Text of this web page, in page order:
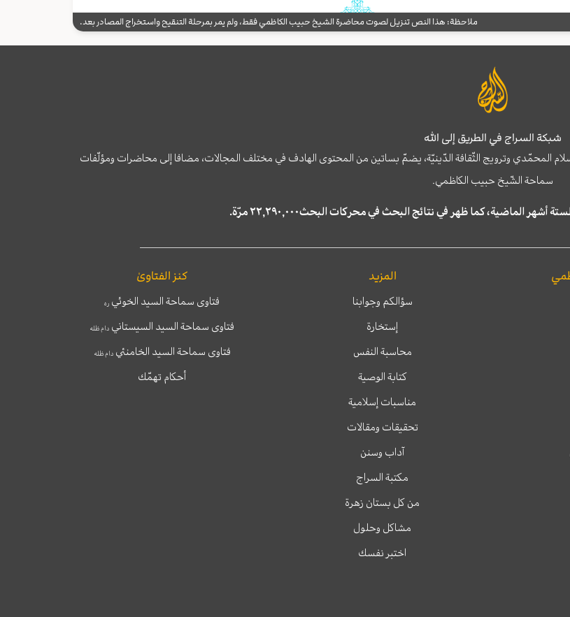
ملاحظة: هذا النص تنزيل لصوت محاضرة الشيخ حبيب الكاظمي فقط، ولم يمر بمرحلة التنقيح واستخراج المصادر بعد.
شبكة السراج في الطريق إلى الله
المحمّدي وترويج الثّقافة الدّينيّة، يضمّ بساتين من المحتوى الهادف في مختلف المجالات، مضافا إلى محاضرات ومؤلّفات
سماحة الشّيخ حبيب الكاظمي.
المزيد
سؤالكم وجوابنا
إستخارة
محاسبة النفس
كتابة الوصية
مناسبات إسلامية
تحقيقات ومقالات
آداب وسنن
مكتبة السراج
من كل بستان زهرة
مشاكل وحلول
اختبر نفسك
كنز الفتاوىٰ
فتاوى سماحة السيد الخوئي ره
فتاوى سماحة السيد السيستاني دام ظله
فتاوى سماحة السيد الخامنئيدام ظله
أحكام تهمّك